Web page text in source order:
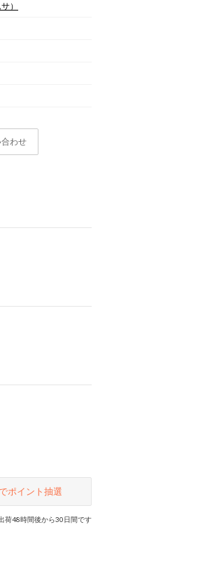
）
わせ
ポイント抽選
荷48時間後から30日間です